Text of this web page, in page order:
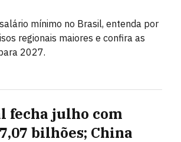
mínimo no Brasil, entenda por
regionais maiores e confira as
2027.
fecha julho com
bilhões; China